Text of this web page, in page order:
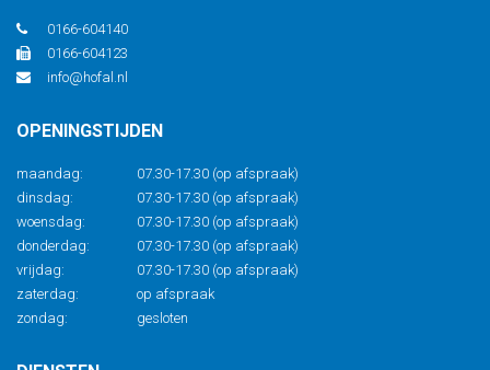
0166-604140
0166-604123
info@hofal.nl
OPENINGSTIJDEN
maandag:
07.30-17.30 (op afspraak)
dinsdag:
07.30-17.30 (op afspraak)
woensdag:
07.30-17.30 (op afspraak)
donderdag:
07.30-17.30 (op afspraak)
vrijdag:
07.30-17.30 (op afspraak)
zaterdag:
op afspraak
zondag:
gesloten